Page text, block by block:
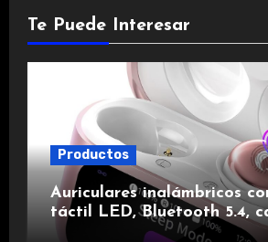
Te Puede Interesar
Productos
Auriculares inalámbricos
táctil LED, Bluetooth 5.4,
de ruido, impermeables y